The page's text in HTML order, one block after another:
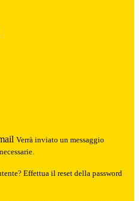
Verrà inviato un messaggio
Effettua il reset della password